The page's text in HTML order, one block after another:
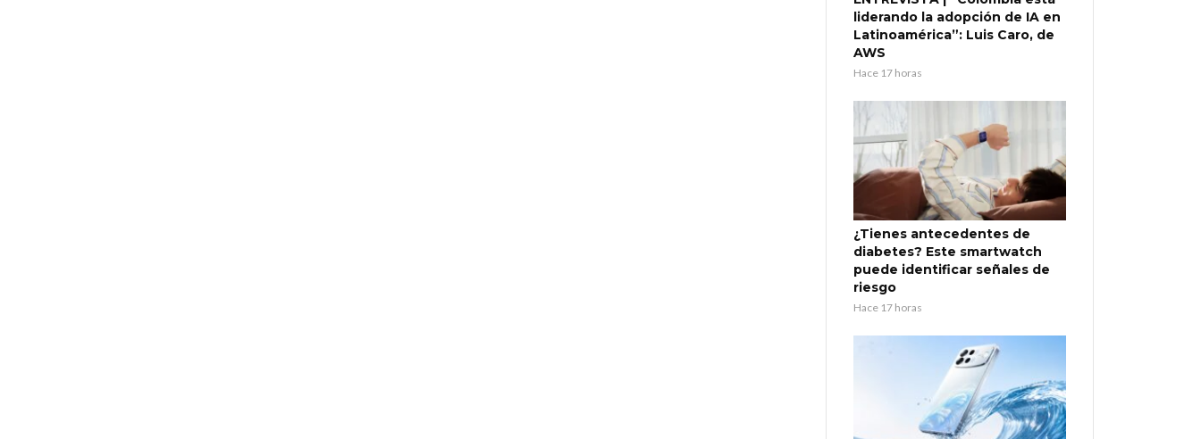
liderando la adopción de IA en
Latinoamérica”: Luis Caro, de
AWS
Hace 17 horas
¿Tienes antecedentes de
diabetes? Este smartwatch
puede identificar señales de
riesgo
Hace 17 horas